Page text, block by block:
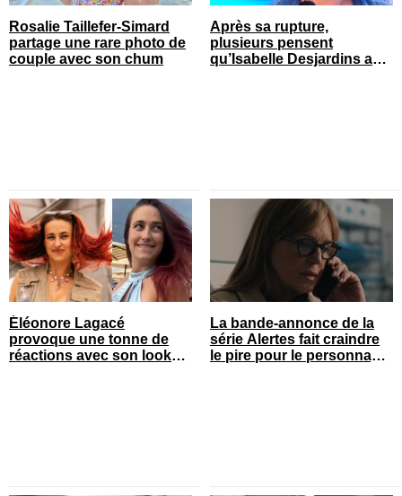
Rosalie Taillefer-Simard
partage une rare photo de
couple avec son chum
Après sa rupture,
plusieurs pensent
qu’Isabelle Desjardins a
Éléonore Lagacé
provoque une tonne de
réactions avec son look
La bande-annonce de la
série Alertes fait craindre
le pire pour le personnage